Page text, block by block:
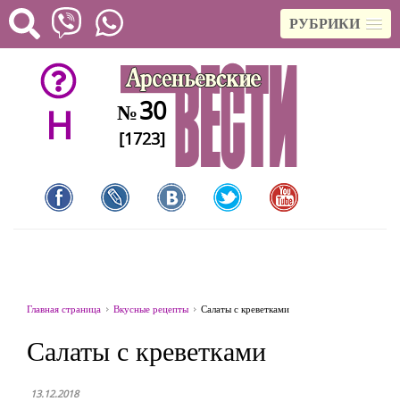
РУБРИКИ
H №30
[1723]
Главная страница Вкусные рецепты Салаты с креветками
Салаты с креветками
13.12.2018